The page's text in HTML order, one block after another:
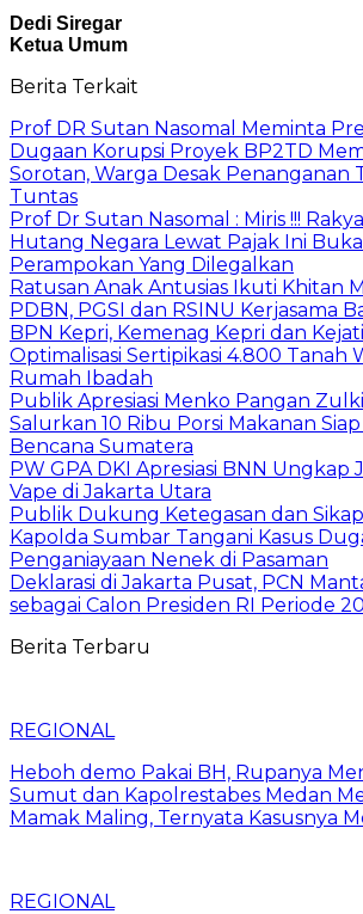
Dedi Siregar
Ketua Umum
Berita Terkait
Prof DR Sutan Nasomal Meminta
Dugaan Korupsi Proyek BP2TD
Sorotan, Warga Desak Penanganan
Tuntas
Prof Dr Sutan Nasomal : Miris !!!
Hutang Negara Lewat Pajak Ini
Perampokan Yang Dilegalkan
Ratusan Anak Antusias Ikuti Khitan
PDBN, PGSI dan RSINU Kerjasama
BPN Kepri, Kemenag Kepri dan
Optimalisasi Sertipikasi 4.800 Tanah
Rumah Ibadah
Publik Apresiasi Menko Pangan
Salurkan 10 Ribu Porsi Makanan
Bencana Sumatera
PW GPA DKI Apresiasi BNN Ungkap
Vape di Jakarta Utara
Publik Dukung Ketegasan dan
Kapolda Sumbar Tangani Kasus
Penganiayaan Nenek di Pasaman
Deklarasi di Jakarta Pusat, PCN
sebagai Calon Presiden RI Periode
Berita Terbaru
REGIONAL
Heboh demo Pakai BH, Rupanya
Sumut dan Kapolrestabes Medan
Mamak Maling, Ternyata Kasusnya
REGIONAL